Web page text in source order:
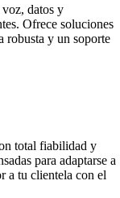
datos y
Ofrece soluciones
robusta y un soporte
total fiabilidad y
para adaptarse a
a tu clientela con el